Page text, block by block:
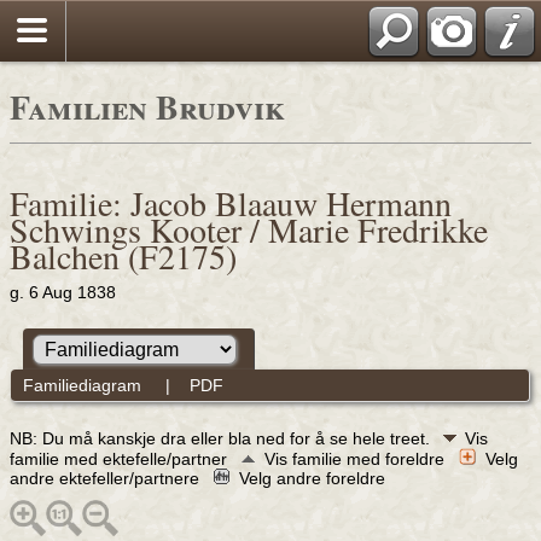
Familien Brudvik
Familie: Jacob Blaauw Hermann
Schwings Kooter / Marie Fredrikke
Balchen (F2175)
g. 6 Aug 1838
Familiediagram | PDF
NB: Du må kanskje dra eller bla ned for å se hele treet.
Vis
familie med ektefelle/partner
Vis familie med foreldre
Velg
andre ektefeller/partnere
Velg andre foreldre